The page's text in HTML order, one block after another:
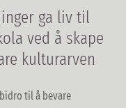
ga liv til
ved å skape
kulturarven
til å bevare